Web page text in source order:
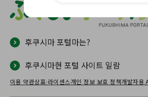
후쿠시마 포털마는?
후쿠시마현 포털 사이트 일람
이용 약관상표·라이센스개인 정보 보호 정책개발자용